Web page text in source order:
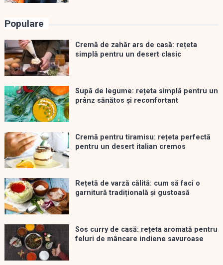
Populare
Cremă de zahăr ars de casă: rețeta
simplă pentru un desert clasic
Supă de legume: rețeta simplă pentru un
prânz sănătos și reconfortant
Cremă pentru tiramisu: rețeta perfectă
pentru un desert italian cremos
Rețetă de varză călită: cum să faci o
garnitură tradițională și gustoasă
Sos curry de casă: rețeta aromată pentru
feluri de mâncare indiene savuroase